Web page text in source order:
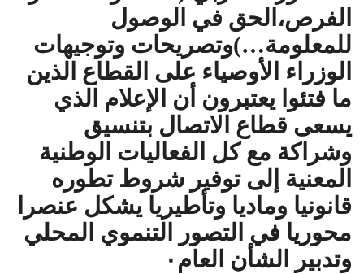
الفرص،الحق في الوصول
للمعلومة…)وتصريحات وتوجيهات
الوزراء الأوصياء على القطاع الذين
ما فتئوا يعتبرون أن الإعلام الذي
يسعى قطاع الاتصال بتنسيق
وشراكة مع كل الفعاليات الوطنية
المعنية إلى توفير شروط تطوره
قانونيا وماديا وتأطيريا يشكل عنصرا
محوريا في التصور التنموي المحلي
وتدبير الشأن العام٠